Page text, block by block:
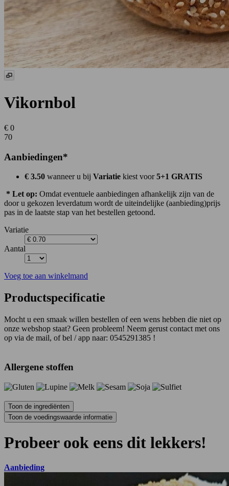
Vikornbol
€ 0
70
Aanbiedingen*
€ 3.50 wanneer u bij Variatie kiest voor5+1 GRATIS
* Let op: Omdat eventuele aanbiedingen afhankelijk zijn van de
door u gekozen leverdatum wordt de uiteindelijke (aanbieding)prijs
pas in de laatste stap van het bestellen getoond.
Variatie
Aantal
Voeg toe aan winkelmand
Productspecificatie
Mocht u een smaak willen bestellen of een wens hebben die niet op
onze webshop staat? Geen probleem! Neem gerust contact met ons
op via de mail, of bel / app naar: 0545291385 !
Allergene stoffen
Probeer ook eens dit lekkers!
Aanbieding